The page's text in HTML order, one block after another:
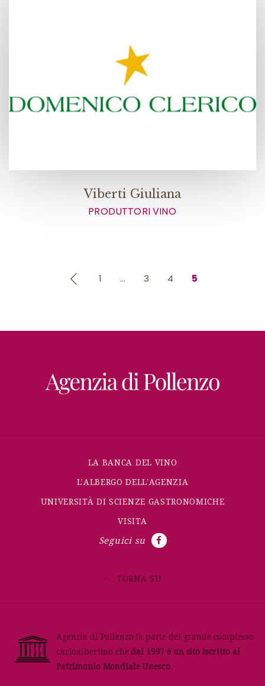
Viberti Giuliana
PRODUTTORI VINO
1 … 3 4 5
LA BANCA DEL VINO
L’ALBERGO DELL’AGENZIA
UNIVERSITÀ DI SCIENZE GASTRONOMICHE
VISITA
Seguici su
TORNA SU
Agenzia di Pollenzo fa parte del grande complesso
carloalbertino che dal 1997 è un sito iscritto al
Patrimonio Mondiale Unesco.